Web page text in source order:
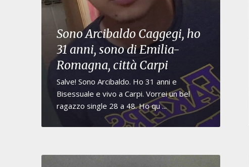
Sono Arcibaldo Caggegi, ho
31 anni, sono di Emilia-
Romagna, città Carpi
Salve! Sono Arcibaldo. Ho 31 anni e
Bisessuale e vivo a Carpi. Vorrei un bel
ragazzo single 28 a 48. Ho qu ...